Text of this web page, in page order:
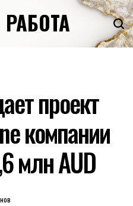
проект
компании
млн AUD